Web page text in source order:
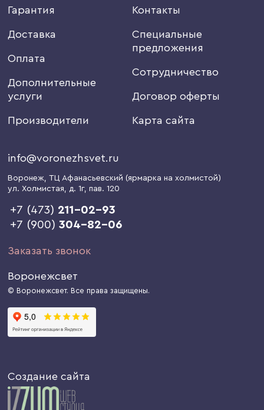
Гарантия
Доставка
Оплата
Дополнительные
услуги
Производители
Контакты
Специальные
предложения
Сотрудничество
Договор оферты
Карта сайта
info@voronezhsvet.ru
Воронеж, ТЦ Афанасьевский (ярмарка на холмистой)
ул. Холмистая, д. 1г, пав. 120
+7 (473) 211-02-93
+7 (900)304-82-06
Заказать звонок
Воронежсвет
© Воронежсвет. Все права защищены.
Создание сайта